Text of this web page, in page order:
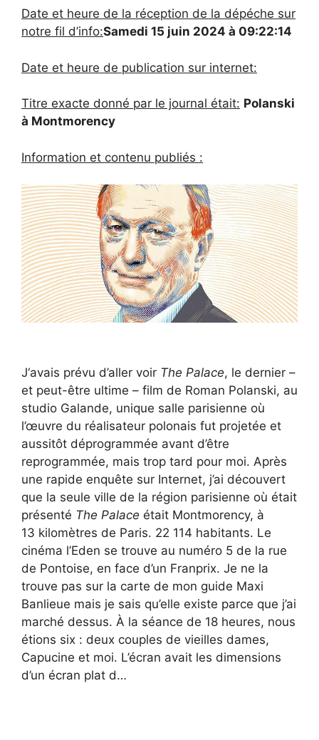
Date et heure de la réception de la dépéche sur
notre fil d’info:Samedi 15 juin 2024 à 09:22:14
Date et heure de publication sur internet:
Titre exacte donné par le journal était: Polanski
à Montmorency
Information et contenu publiés :
J‘avais prévu d’aller voir The Palace, le dernier –
et peut-être ultime – film de Roman Polanski, au
studio Galande, unique salle parisienne où
l’œuvre du réalisateur polonais fut projetée et
aussitôt déprogrammée avant d’être
reprogrammée, mais trop tard pour moi. Après
une rapide enquête sur Internet, j’ai découvert
que la seule ville de la région parisienne où était
présenté The Palace était Montmorency, à
13 kilomètres de Paris. 22 114 habitants. Le
cinéma l’Eden se trouve au numéro 5 de la rue
de Pontoise, en face d’un Franprix. Je ne la
trouve pas sur la carte de mon guide Maxi
Banlieue mais je sais qu’elle existe parce que j’ai
marché dessus. À la séance de 18 heures, nous
étions six : deux couples de vieilles dames,
Capucine et moi. L’écran avait les dimensions
d’un écran plat d…